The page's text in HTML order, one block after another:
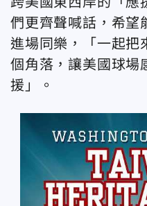
們更齊聲喊話，希望
進場同樂，「一起把
個角落，讓美國球場
援」。